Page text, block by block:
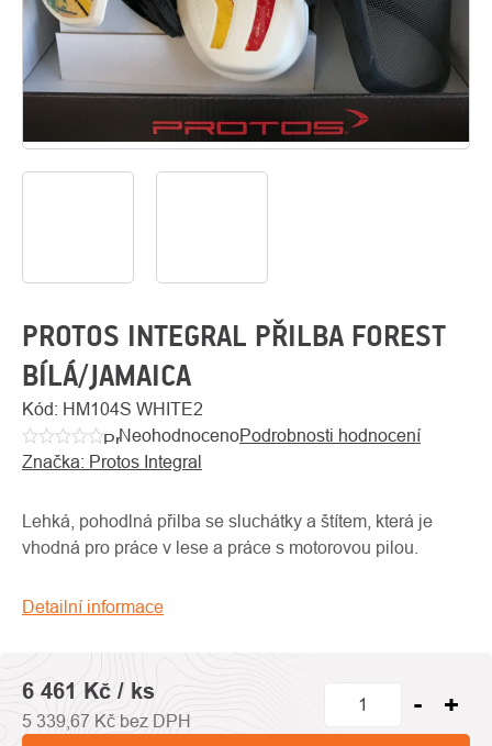
PROTOS INTEGRAL PŘILBA FOREST
BÍLÁ/JAMAICA
Kód: HM104S WHITE2
Průměrné
hodnocení
je
0,0
5
NeohodnocenoPodrobnosti hodnocení
Značka: Protos Integral
Lehká, pohodlná přilba se sluchátky a štítem, která je
vhodná pro práce v lese a práce s motorovou pilou.
Detailní informace
6 461 Kč / ks
5 339,67 Kč bez DPH